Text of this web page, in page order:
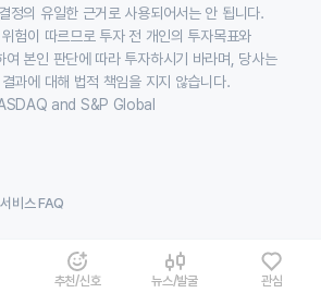
추천/신호 뉴스/발굴 관심
정의 유일한 근거로 사용되어서는 안 됩니다.
험이 따르므로 투자 전 개인의 투자목표와
여 본인 판단에 따라 투자하시기 바라며, 당사는
과에 대해 법적 책임을 지지 않습니다.
and S&P Global
서비스 FAQ